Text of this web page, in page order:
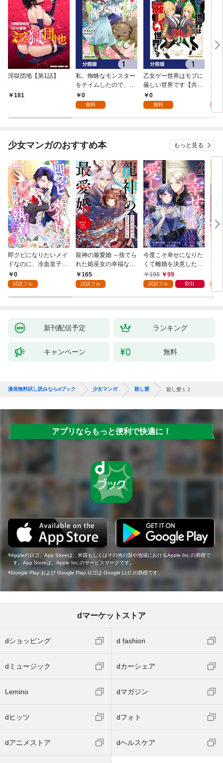
淫獄団地【第1話】
181
私、蜘蛛なモンスター
をテイムしたので、ス
パイダーシルクで裁縫
を頑張ります！【分冊
0
無料
乙女ゲー世界はモブに
厳しい世界です【共和
国編】【分冊版】 1
0
無料
乙
少女マンガのおすすめ本 もっと見る
即クビになりたいメイ
ドなのに、冷血皇子に
執着されています第1
話
0
試読フル
龍神の最愛婚 ～捨てら
れた姫巫女の幸福な嫁
入り～: 1
165
試読フル
今度こそ幸せになりた
くて離婚を決意したと
ころ、無表情な旦那様
が「愛してる」と言っ
198 99
試読フル 割引
新刊配信予定 ランキング
キャンペーン 無料
漫画無料試し読みならdブック 少女マンガ 殺し愛 殺し愛１２
アプリならもっと便利で快適に！
Appleのロゴ、App Storeは、米国もしくはその他の国や地域におけるApple Inc.の商標で
す。App Storeは、Apple Inc.のサービスマークです。
Google Play および Google Play ロゴは Google LLC の商標です。
dマーケットストア
dショッピング d fashion
dミュージック dカーシェア
Lemino dマガジン
dヒッツ dフォト
dアニメストア dヘルスケア